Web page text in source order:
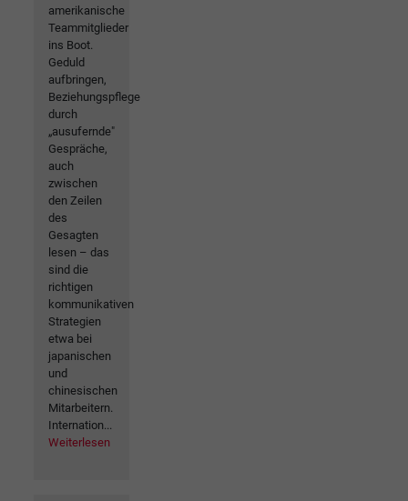
amerikanische
Teammitglieder
ins Boot.
Geduld
aufbringen,
Beziehungspflege
durch
„ausufernde"
Gespräche,
auch
zwischen
den Zeilen
des
Gesagten
lesen – das
sind die
richtigen
kommunikativen
Strategien
etwa bei
japanischen
und
chinesischen
Mitarbeitern.
Internation...
Weiterlesen